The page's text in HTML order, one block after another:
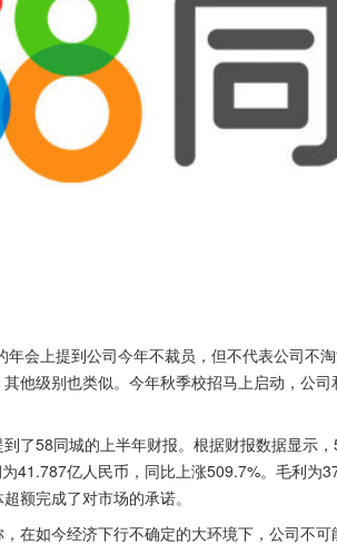
会上提到公司今年不裁员，但不代表公司不
他级别也类似。今年秋季校招马上启动，公
了58同城的上半年财报。根据财报数据显示
41.787亿人民币，同比上涨509.7%。毛利为
额完成了对市场的承诺。
在如今经济下行不确定的大环境下，公司不